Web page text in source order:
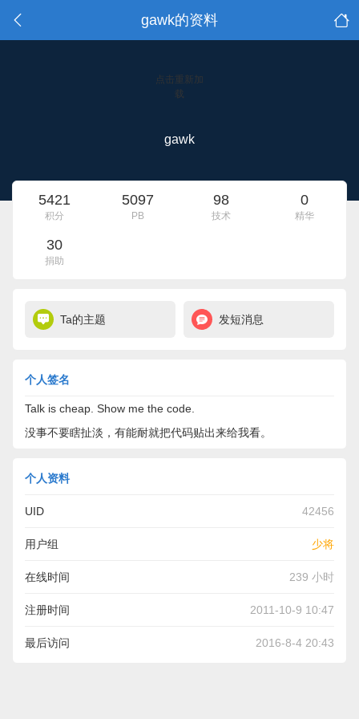
gawk的资料
点击重新加
载
gawk
5421
积分
5097
PB
98
技术
0
精华
30
捐助
Ta的主题 发短消息
个人签名
Talk is cheap. Show me the code.
没事不要瞎扯淡，有能耐就把代码贴出来给我看。
个人资料
UID 42456
用户组 少将
在线时间 239 小时
注册时间 2011-10-9 10:47
最后访问 2016-8-4 20:43